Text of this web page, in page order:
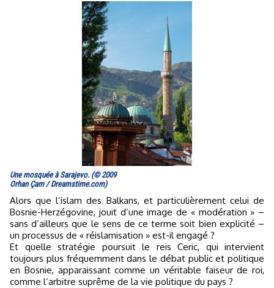
Une mosquée à Sarajevo. (© 2009
Orhan Çam / Dreamstime.com)
Alors que l’islam des Balkans, et particulièrement celui de
Bosnie-Herzégovine, jouit d’une image de « modération » –
sans d’ailleurs que le sens de ce terme soit bien explicité –
un processus de « réislamisation » est-il engagé ?
Et quelle stratégie poursuit le reis Ceric, qui intervient
toujours plus fréquemment dans le débat public et politique
en Bosnie, apparaissant comme un véritable faiseur de roi,
comme l’arbitre suprême de la vie politique du pays ?